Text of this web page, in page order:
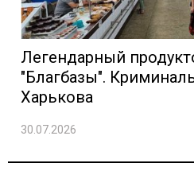
Легендарный
"Благбазы".
Харькова
30.07.2026